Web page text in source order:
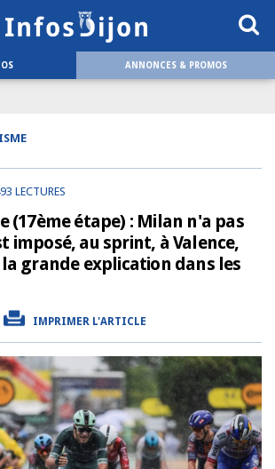
ANNONCES & PROMOS
LECTURES
(17ème étape) : Milan n'a pas
imposé, au sprint, à Valence,
grande explication dans les
IMPRIMER L'ARTICLE